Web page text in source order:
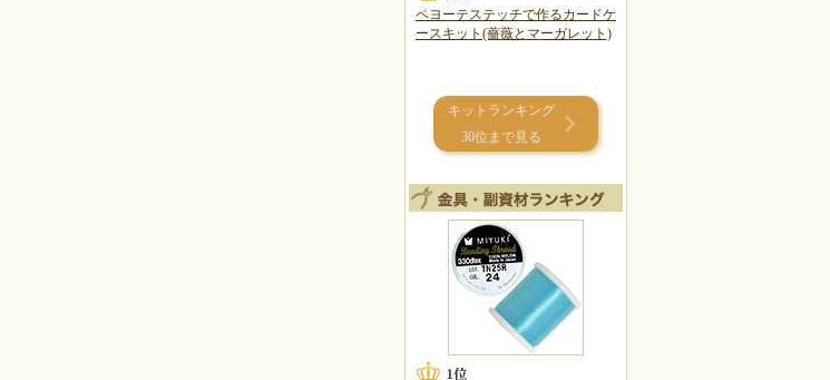
ペヨーテステッチで作るカードケ
ースキット(薔薇とマーガレット)
キットランキング
30位まで見る